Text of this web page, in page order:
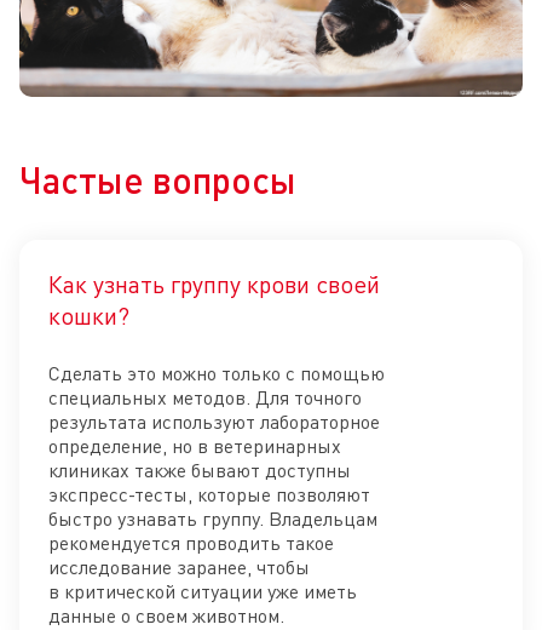
Частые вопросы
Как узнать группу крови своей
кошки?
Сделать это можно только с помощью
специальных методов. Для точного
результата используют лабораторное
определение, но в ветеринарных
клиниках также бывают доступны
экспресс-тесты, которые позволяют
быстро узнавать группу. Владельцам
рекомендуется проводить такое
исследование заранее, чтобы
в критической ситуации уже иметь
данные о своем животном.